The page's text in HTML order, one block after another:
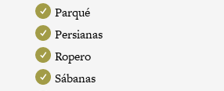
Parqué
Persianas
Ropero
Sábanas